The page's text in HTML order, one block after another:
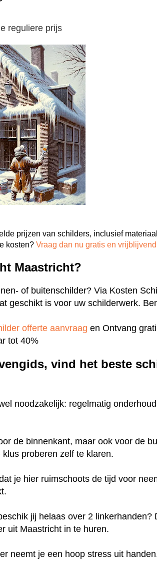
reguliere prijs
prijzen van schilders, inclusief
kosten?Vraag dan nu gratis en
Maastricht?
of buitenschilder? Via Kosten
geschikt is voor uw schilderwerk.
offerte aanvraagen Ontvang
tot 40%
vind het beste
noodzakelijk: regelmatig
de binnenkant, maar ook voor de
proberen zelf te klaren.
je hier ruimschoots de tijd voor
jij helaas over 2 linkerhanden?
uit Maastricht in te huren.
neemt je een hoop stress uit